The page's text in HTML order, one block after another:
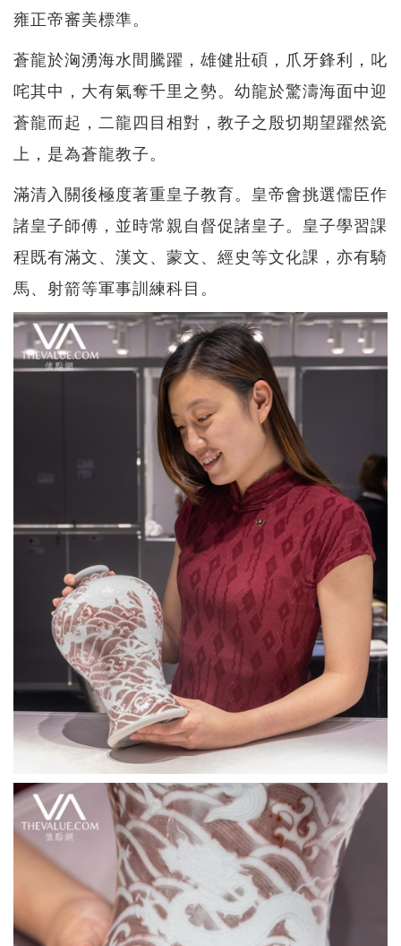
雍正帝審美標準。
蒼龍於洶湧海水間騰躍，雄健壯碩，爪牙鋒利，叱
咤其中，大有氣奪千里之勢。幼龍於驚濤海面中迎
蒼龍而起，二龍四目相對，教子之殷切期望躍然瓷
上，是為蒼龍教子。
滿清入關後極度著重皇子教育。皇帝會挑選儒臣作
諸皇子師傅，並時常親自督促諸皇子。皇子學習課
程既有滿文、漢文、蒙文、經史等文化課，亦有騎
馬、射箭等軍事訓練科目。